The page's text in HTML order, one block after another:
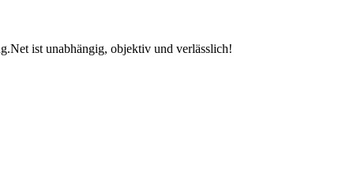
ist unabhängig, objektiv und verlässlich!